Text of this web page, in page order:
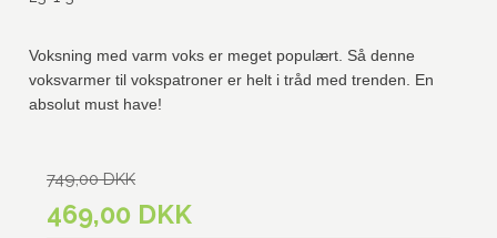
Voksning med varm voks er meget populært. Så denne
voksvarmer til vokspatroner er helt i tråd med trenden. En
absolut must have!
749,00 DKK
469,00 DKK